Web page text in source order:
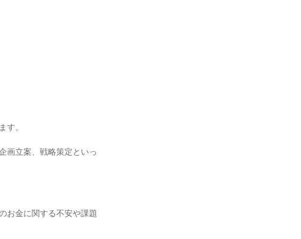
す。
画立案、戦略策定といっ
お金に関する不安や課題